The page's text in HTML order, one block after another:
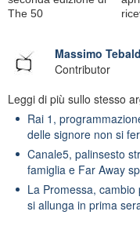
The 50
Massimo
Contributor
Leggi di più sullo stesso
Rai 1,
delle signore non si
Canale5, palinsesto
famiglia e Far Away
La Promessa,
si allunga in prima